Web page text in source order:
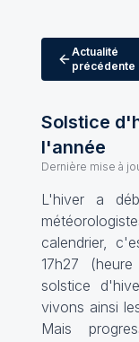
Actualité
précédente
Solstice
l'année
Dernière mise à
L'hiver a
calendrier,
17h27
solstice
vivons ainsi
Mais